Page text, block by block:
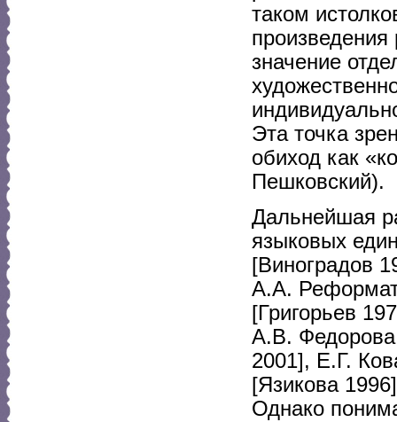
таком
произведения
значение
Эта точка
обиход как
Пешковский).
Дальнейшая
языковых
[Виноградов
А.А.
[Григорьев
А.В.
2001], Е.Г.
[Язикова
Однако